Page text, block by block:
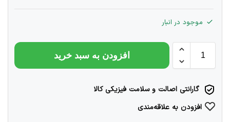
موجود در انبار
افزودن به سبد خرید
گارانتی اصالت و سلامت فیزیکی کالا
افزودن به علاقه‌مندی